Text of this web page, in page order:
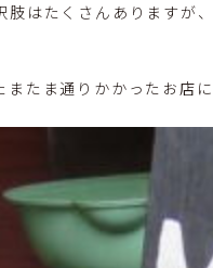
はたくさんありますが
たま通りかかったお店